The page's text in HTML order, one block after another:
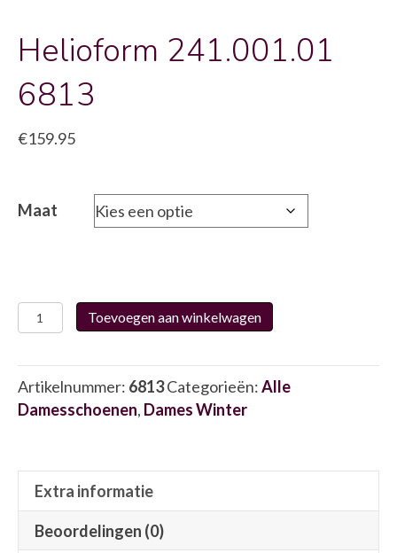
Helioform 241.001.01
6813
€159.95
Maat
Helioform
241.001.01
aantal
Toevoegen aan winkelwagen
Artikelnummer: 6813Categorieën:Alle
Damesschoenen, Dames Winter
Extra informatie
Beoordelingen (0)